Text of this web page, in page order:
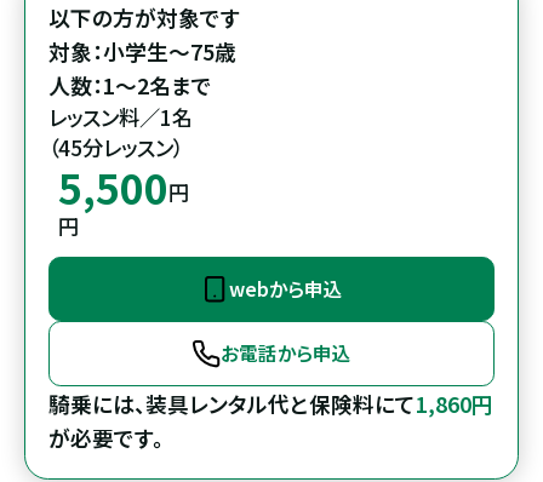
以下の方が対象です
対象：小学生～75歳
人数：1～2名まで
レッスン料／1名
（45分レッスン）
5,500円
円
webから申込
お電話から申込
騎乗には、装具レンタル代と保険料にて1,860円
が必要です。